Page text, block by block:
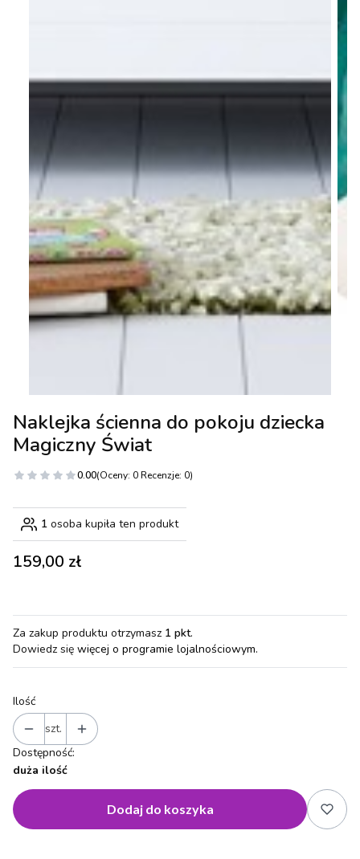
Naklejka ścienna do pokoju dziecka
Magiczny Świat
0.00(Oceny: 0 Recenzje: 0)
1 osoba kupiła ten produkt
Cena
159,00 zł
Za zakup produktu otrzymasz 1 pkt.
Dowiedz się więcej o programie lojalnościowym.
Ilość
szt.
Dostępność:
duża ilość
Dodaj do koszyka